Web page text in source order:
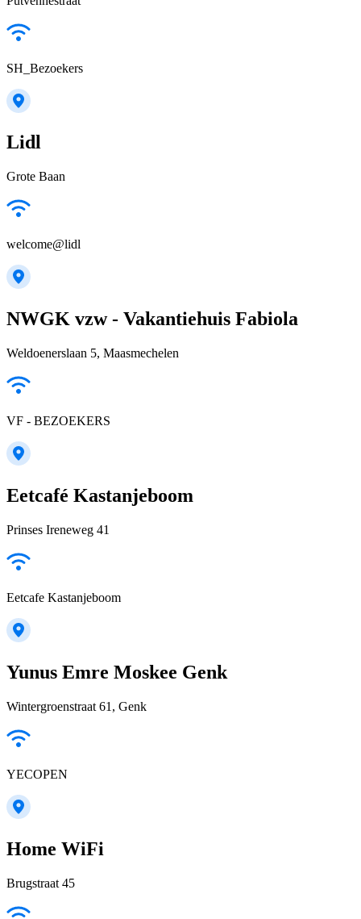
SH_Bezoekers
Lidl
Grote Baan
welcome@lidl
NWGK vzw - Vakantiehuis Fabiola
Weldoenerslaan 5, Maasmechelen
VF - BEZOEKERS
Eetcafé Kastanjeboom
Prinses Ireneweg 41
Eetcafe Kastanjeboom
Yunus Emre Moskee Genk
Wintergroenstraat 61, Genk
YECOPEN
Home WiFi
Brugstraat 45